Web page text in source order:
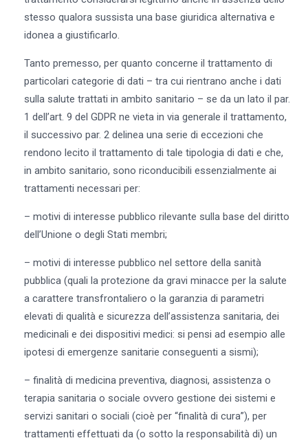
stesso qualora sussista una base giuridica alternativa e
idonea a giustificarlo.
Tanto premesso, per quanto concerne il trattamento di
particolari categorie di dati – tra cui rientrano anche i dati
sulla salute trattati in ambito sanitario – se da un lato il par.
1 dell’art. 9 del GDPR ne vieta in via generale il trattamento,
il successivo par. 2 delinea una serie di eccezioni che
rendono lecito il trattamento di tale tipologia di dati e che,
in ambito sanitario, sono riconducibili essenzialmente ai
trattamenti necessari per:
– motivi di interesse pubblico rilevante sulla base del diritto
dell’Unione o degli Stati membri;
– motivi di interesse pubblico nel settore della sanità
pubblica (quali la protezione da gravi minacce per la salute
a carattere transfrontaliero o la garanzia di parametri
elevati di qualità e sicurezza dell’assistenza sanitaria, dei
medicinali e dei dispositivi medici: si pensi ad esempio alle
ipotesi di emergenze sanitarie conseguenti a sismi);
– finalità di medicina preventiva, diagnosi, assistenza o
terapia sanitaria o sociale ovvero gestione dei sistemi e
servizi sanitari o sociali (cioè per “finalità di cura”), per
trattamenti effettuati da (o sotto la responsabilità di) un